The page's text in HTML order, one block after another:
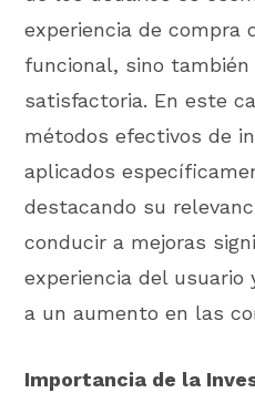
experiencia de compra
funcional, sino
satisfactoria. En este
métodos efectivos de
aplicados
destacando su
conducir a mejoras
experiencia del
a un aumento en las
Importancia de la